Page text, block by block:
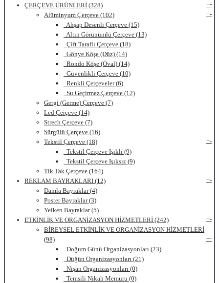
ÇERÇEVE ÜRÜNLERİ (328)
+-
Alüminyum Çerçeve (102)
+-
Ahşap Desenli Çerçeve (15)
Altın Görünümlü Çerçeve (13)
Çift Taraflı Çerçeve (18)
Gönye Köşe (Düz) (14)
Rondo Köşe (Oval) (14)
Güvenlikli Çerçeve (10)
Renkli Çerçeveler (6)
Su Geçirmez Çerçeve (12)
Gergi (Germe) Çerçeve (7)
Led Çerçeve (14)
Strech Çerçeve (7)
Sürgülü Çerçeve (16)
Tekstil Çerçeve (18)
+-
Tekstil Çerçeve Işıklı (9)
Tekstil Çerçeve Işıksız (9)
Tik Tak Çerçeve (164)
REKLAM BAYRAKLARI (12)
+-
Damla Bayraklar (4)
Poster Bayraklar (3)
Yelken Bayraklar (5)
ETKİNLİK VE ORGANİZASYON HİZMETLERİ (242)
+-
BİREYSEL ETKİNLİK VE ORGANİZASYON HİZMETLERİ
(98)
+-
Doğum Günü Organizasyonları (23)
Düğün Organizasyonları (21)
Nişan Organizasyonları (0)
Temsili Nikah Memuru (0)